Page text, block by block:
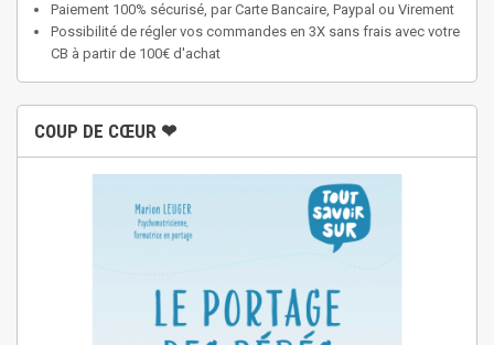
Paiement 100% sécurisé, par Carte Bancaire, Paypal ou Virement
Possibilité de régler vos commandes en 3X sans frais avec votre
CB à partir de 100€ d'achat
COUP DE CŒUR ❤